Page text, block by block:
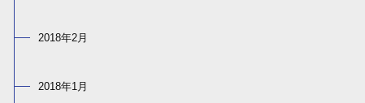
2018年2月
2018年1月